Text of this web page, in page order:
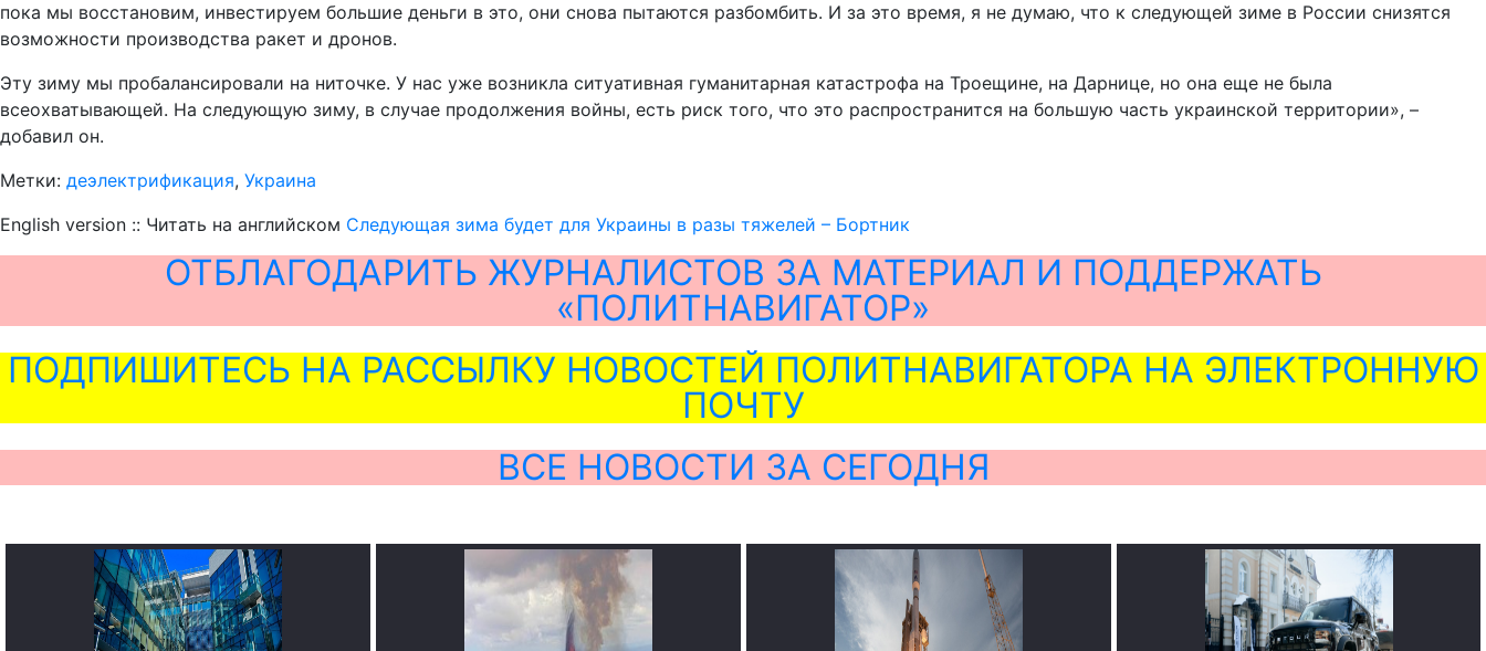
пока мы восстановим, инвестируем большие деньги в это, они снова пытаются разбомбить. И за это время, я не думаю, что к следующей зиме в России снизятся
возможности производства ракет и дронов.
Эту зиму мы пробалансировали на ниточке. У нас уже возникла ситуативная гуманитарная катастрофа на Троещине, на Дарнице, но она еще не была
всеохватывающей. На следующую зиму, в случае продолжения войны, есть риск того, что это распространится на большую часть украинской территории», –
добавил он.
Метки: деэлектрификация, Украина
English version :: Читать на английском Следующая зима будет для Украины в разы тяжелей – Бортник
ОТБЛАГОДАРИТЬ ЖУРНАЛИСТОВ ЗА МАТЕРИАЛ И ПОДДЕРЖАТЬ
«ПОЛИТНАВИГАТОР»
ПОДПИШИТЕСЬ НА РАССЫЛКУ НОВОСТЕЙ ПОЛИТНАВИГАТОРА НА ЭЛЕКТРОННУЮ
ПОЧТУ
ВСЕ НОВОСТИ ЗА СЕГОДНЯ